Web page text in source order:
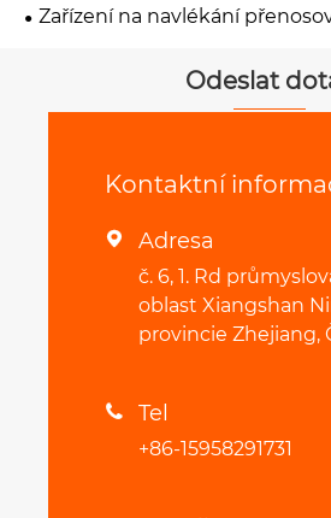
Zařízení na navlékání
Odeslat
Kontaktní
 Adresa
č. 6, 1. Rd
oblast Xiangshan
provincie Zhejiang,
 Tel
+86-15958291731